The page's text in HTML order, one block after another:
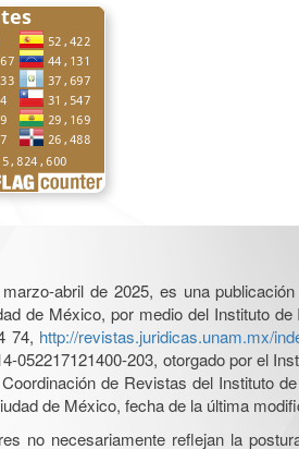
abril de 2025, es una
de México, por medio del Instituto
74, http://revistas.juridicas.unam.mx/
052217121400-203, otorgado por el
de Revistas del Instituto
de México, fecha de la última
no necesariamente reflejan la